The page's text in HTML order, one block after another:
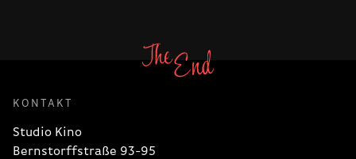
KONTAKT
Studio Kino
Bernstorffstraße 93-95